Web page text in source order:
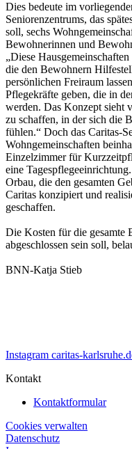
Dies bedeute im
Seniorenzentrums, das
soll, sechs
Bewohnerinnen und
„Diese
die den Bewohnern
persönlichen Freiraum
Pflegekräfte geben, die in
werden. Das Konzept sieht
zu schaffen, in der sich die
fühlen.“ Doch das Caritas-
Wohngemeinschaften
Einzelzimmer für
eine
Orbau, die den gesamten
Caritas konzipiert und
geschaffen.
Die Kosten für die gesamte
abgeschlossen sein soll,
BNN-Katja Stieb
Instagram caritas-
Kontakt
Kontaktformular
Cookies verwalten
Datenschutz